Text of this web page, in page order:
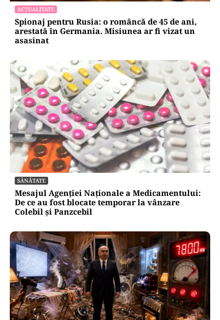
ACTUALITATE
Spionaj pentru Rusia: o româncă de 45 de ani,
arestată în Germania. Misiunea ar fi vizat un
asasinat
SĂNĂTATE
Mesajul Agenției Naționale a Medicamentului:
De ce au fost blocate temporar la vânzare
Colebil și Panzcebil